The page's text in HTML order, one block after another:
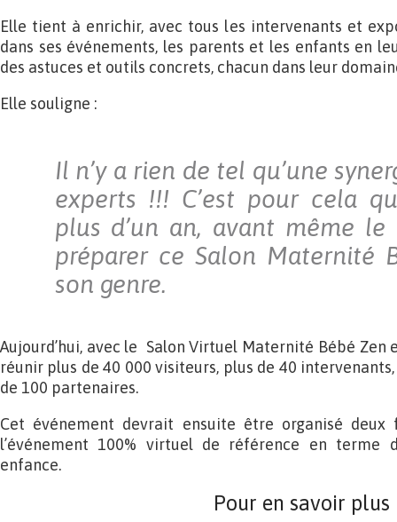
Elle tient à enrichir, avec tous les intervenants et
dans ses événements, les parents et les enfants en
des astuces et outils concrets, chacun dans leur
Elle souligne :
Il n’y a rien de tel qu’une
experts !!! C’est pour cela
plus d’un an, avant même
préparer ce Salon Maternité
son genre.
Aujourd’hui, avec le Salon Virtuel Maternité Bébé
réunir plus de 40 000 visiteurs, plus de 40
de 100 partenaires.
Cet événement devrait ensuite être organisé
l’événement 100% virtuel de référence en
enfance.
Pour en savoir plus